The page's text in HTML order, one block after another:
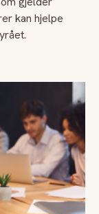
kan hjelpe